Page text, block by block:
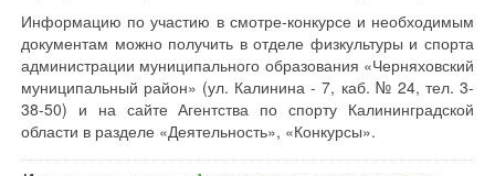
Информацию по участию в смотре-конкурсе и необходимым
документам можно получить в отделе физкультуры и спорта
администрации муниципального образования «Черняховский
муниципальный район» (ул. Калинина - 7, каб. № 24, тел. 3-
38-50) и на сайте Агентства по спорту Калининградской
области в разделе «Деятельность», «Конкурсы».